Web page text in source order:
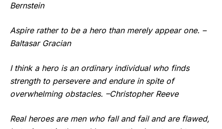
Bernstein
Aspire rather to be a hero than merely appear one. –
Baltasar Gracian
I think a hero is an ordinary individual who finds
strength to persevere and endure in spite of
overwhelming obstacles. –Christopher Reeve
Real heroes are men who fall and fail and are flawed,